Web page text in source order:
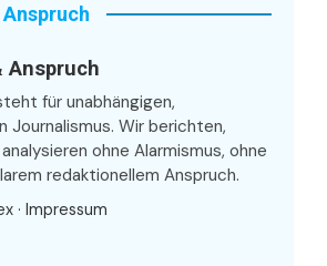
Anspruch
für unabhängigen,
Journalismus. Wir berichten,
ohne Alarmismus, ohne
redaktionellem Anspruch.
· Impressum